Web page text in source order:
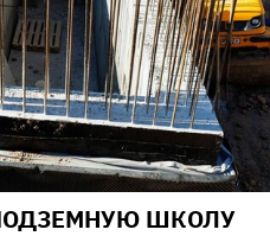
ШКОЛУ